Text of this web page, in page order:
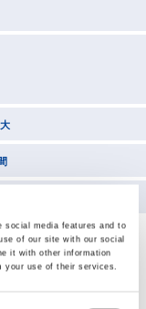
social media features and to
of our site with our social
it with other information
your use of their services.